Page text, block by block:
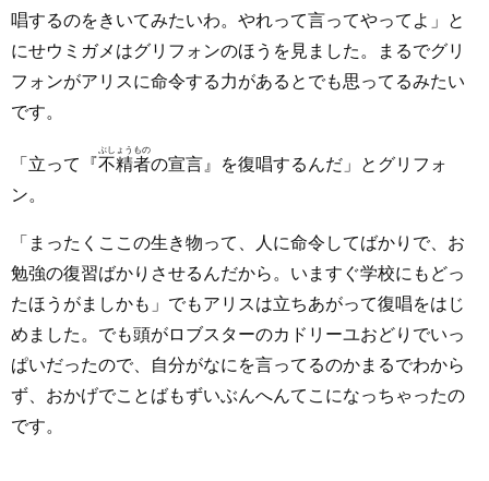
唱するのをきいてみたいわ。やれって言ってやってよ」と
にせウミガメはグリフォンのほうを見ました。まるでグリ
フォンがアリスに命令する力があるとでも思ってるみたい
です。
「立って『不精者
ぶしょうもの
の宣言』を復唱するんだ」とグリフォ
ン。
「まったくここの生き物って、人に命令してばかりで、お
勉強の復習ばかりさせるんだから。いますぐ学校にもどっ
たほうがましかも」でもアリスは立ちあがって復唱をはじ
めました。でも頭がロブスターのカドリーユおどりでいっ
ぱいだったので、自分がなにを言ってるのかまるでわから
ず、おかげでことばもずいぶんへんてこになっちゃったの
です。